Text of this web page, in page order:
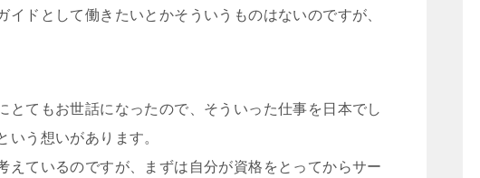
ドとして働きたいとかそういうものはないのですが、
てもお世話になったので、そういった仕事を日本でし
う想いがあります。
えているのですが、まずは自分が資格をとってからサー